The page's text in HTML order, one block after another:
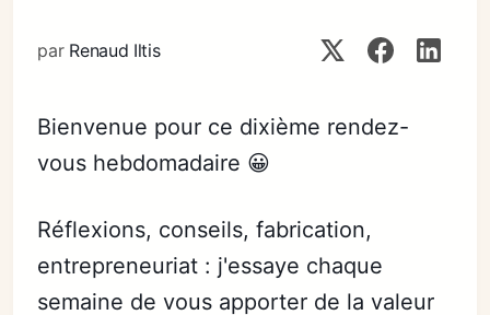
par Renaud Iltis
Bienvenue pour ce dixième rendez-
vous hebdomadaire 😀
Réflexions, conseils, fabrication,
entrepreneuriat : j'essaye chaque
semaine de vous apporter de la valeur